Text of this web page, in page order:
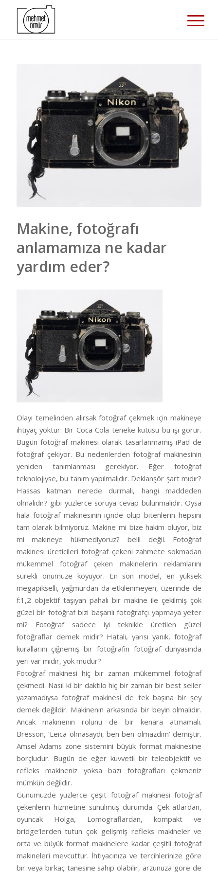
Makine, fotoğrafı
anlamamıza ne kadar
yardım eder?
Olayı temelinden alırsak fotoğraf çekmek için makineye
ihtiyaç yoktur. Bir Coca Cola teneke kutusu bu işi görür.
Bugün fotoğraf makinesi olarak tasarlanmamış iPad de
fotoğraf çekiyor. Bu nedenlerden fotoğraf makinesinin
yeniden tanımlanması gerekiyor. Eğer fotoğraf
teknolojiyse, bu tanım yapılmalıdır. Deklanşör şart mıdır?
Hassas katman nerede durmalı, hangi maddeden
olmalıdır? gibi yüzlerce soruya cevap bulunmalıdır. Oysa
hala fotoğraf makinesinin içinde olup bitenlerin hepsini
tam olarak bilmiyoruz. Makine mi bize hakim oluyor, biz
mi makineye hükmediyoruz? belli değil. Fotoğraf
makinesi üreticileri fotoğraf çekeni zahmete sokmadan
mükemmel fotoğraf çeken makinelerin reklamlarını
sürekli önümüze koyuyor. En son model, en yüksek
megapikselli, yağmurdan da etkilenmeyen, üzerinde de
f:1,2 objektif taşıyan pahalı bir makine ile çekilmiş çok
güzel bir fotoğraf bizi başarılı fotoğrafçı yapmaya yeter
mi? Fotoğraf sadece iyi teknikle üretilen güzel
fotoğraflar demek midir? Hatalı, yarısı yanık, fotoğraf
kurallarını çiğnemiş bir fotoğrafın fotoğraf dünyasında
yeri var mıdır, yok mudur?
Fotoğraf makinesi hiç bir zaman mükemmel fotoğraf
çekmedi. Nasıl ki bir daktilo hiç bir zaman bir best seller
yazamadıysa fotoğraf makinesi de tek başına bir şey
demek değildir. Makinenin arkasında bir beyin olmalıdır.
Ancak makinenin rolünü de bir kenara atmamalı.
Bresson, ‘Leica olmasaydı, ben ben olmazdım’ demiştir.
Amsel Adams zone sistemini büyük format makinesine
borçludur. Bugün de eğer kuvvetli bir teleobjektif ve
refleks makineniz yoksa bazı fotoğrafları çekmeniz
mümkün değildir.
Günümüzde yüzlerce çeşit fotoğraf makinesi fotoğraf
çekenlerin hizmetine sunulmuş durumda. Çek-atlardan,
oyuncak Holga, Lomograflardan, kompakt ve
bridge’lerden tutun çok gelişmiş refleks makineler ve
orta ve büyük format makinelere kadar çeşitli fotoğraf
makineleri mevcuttur. İhtiyacınıza ve tercihlerinize göre
bir veya birkaç tanesine sahip olabilir, arzunuza göre de